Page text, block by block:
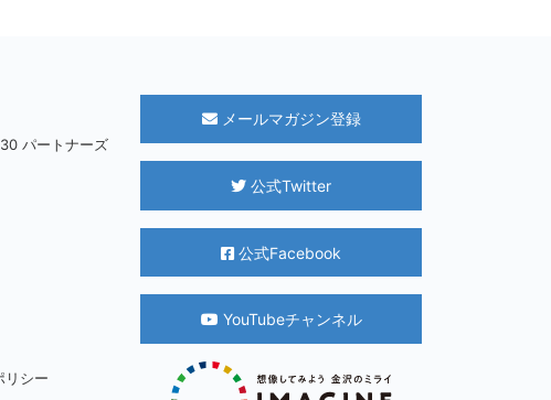
パートナーズ
リシー
メールマガジン登録
公式Twitter
公式Facebook
YouTubeチャンネル